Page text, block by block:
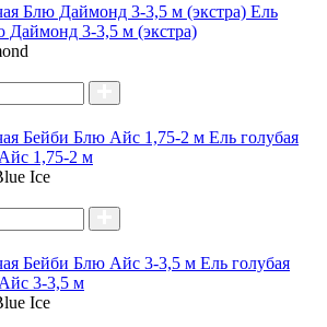
Ель
Даймонд 3-3,5 м (экстра)
Ель голубая
1,75-2 м
Ice
Ель голубая
3-3,5 м
Ice